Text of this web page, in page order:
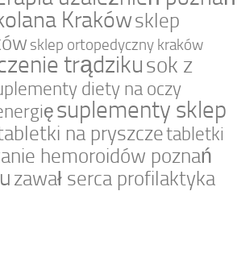
Krakówsklep
sklep ortopedyczny kraków
trądzikusok z
diety na oczy
suplementy sklep
na pryszczetabletki
hemoroidów poznań
zawał serca profilaktyka